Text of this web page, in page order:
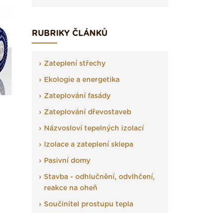
RUBRIKY ČLÁNKŮ
Zateplení střechy
Ekologie a energetika
Zateplování fasády
Zateplování dřevostaveb
Názvosloví tepelných izolací
Izolace a zateplení sklepa
Pasivní domy
Stavba - odhlučnění, odvlhčení,
reakce na oheň
Součinitel prostupu tepla